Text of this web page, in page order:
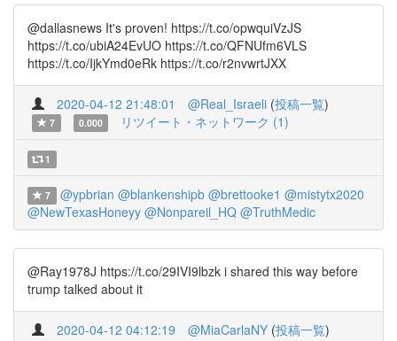
@dallasnews It's proven! https://t.co/opwquiVzJS
https://t.co/ubiA24EvUO https://t.co/QFNUfm6VLS
https://t.co/IjkYmd0eRk https://t.co/r2nvwrtJXX
2020-04-12 21:48:01 @Real_Israeli (投稿一覧)
7 0.000 リツイート・ネットワーク (1)
1
7 @ypbrian @blankenshipb @brettooke1 @mistytx2020
@NewTexasHoneyy @Nonpareil_HQ @TruthMedic
@Ray1978J https://t.co/29IVI9lbzk i shared this way before
trump talked about it
2020-04-12 04:12:19 @MiaCarlaNY (投稿一覧)